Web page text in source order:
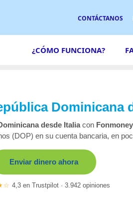
CONTÁCTANOS
¿CÓMO FUNCIONA?
Dominicana
desde Italiacon Fonmoney
(DOP) en su cuenta bancaria, en
Enviar dinero ahora
4,3 en Trustpilot · 3.942 opiniones